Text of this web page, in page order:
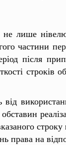
лише
частини
після
строків
строку
права на